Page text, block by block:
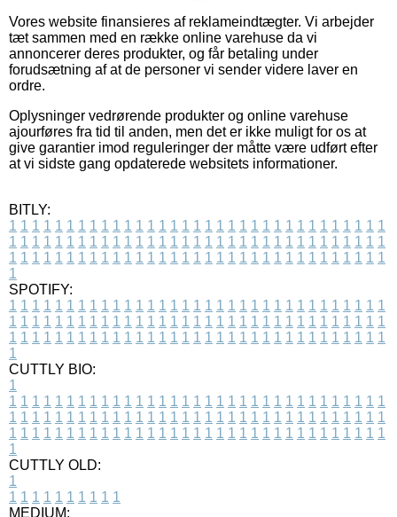
Vores website finansieres af reklameindtægter. Vi arbejder
tæt sammen med en række online varehuse da vi
annoncerer deres produkter, og får betaling under
forudsætning af at de personer vi sender videre laver en
ordre.
Oplysninger vedrørende produkter og online varehuse
ajourføres fra tid til anden, men det er ikke muligt for os at
give garantier imod reguleringer der måtte være udført efter
at vi sidste gang opdaterede websitets informationer.
BITLY:
1 1 1 1 1 1 1 1 1 1 1 1 1 1 1 1 1 1 1 1 1 1 1 1 1 1 1 1 1 1 1 1 1
1 1 1 1 1 1 1 1 1 1 1 1 1 1 1 1 1 1 1 1 1 1 1 1 1 1 1 1 1 1 1 1 1
1 1 1 1 1 1 1 1 1 1 1 1 1 1 1 1 1 1 1 1 1 1 1 1 1 1 1 1 1 1 1 1 1
1
SPOTIFY:
1 1 1 1 1 1 1 1 1 1 1 1 1 1 1 1 1 1 1 1 1 1 1 1 1 1 1 1 1 1 1 1 1
1 1 1 1 1 1 1 1 1 1 1 1 1 1 1 1 1 1 1 1 1 1 1 1 1 1 1 1 1 1 1 1 1
1 1 1 1 1 1 1 1 1 1 1 1 1 1 1 1 1 1 1 1 1 1 1 1 1 1 1 1 1 1 1 1 1
1
CUTTLY BIO:
1
1 1 1 1 1 1 1 1 1 1 1 1 1 1 1 1 1 1 1 1 1 1 1 1 1 1 1 1 1 1 1 1 1
1 1 1 1 1 1 1 1 1 1 1 1 1 1 1 1 1 1 1 1 1 1 1 1 1 1 1 1 1 1 1 1 1
1 1 1 1 1 1 1 1 1 1 1 1 1 1 1 1 1 1 1 1 1 1 1 1 1 1 1 1 1 1 1 1 1
1
CUTTLY OLD:
1
1 1 1 1 1 1 1 1 1 1
MEDIUM: